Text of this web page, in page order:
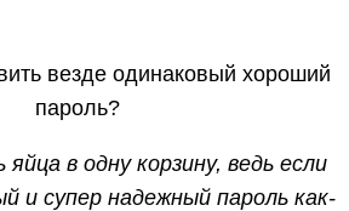
везде одинаковый хороший
пароль?
в одну корзину, ведь если
и супер надежный пароль как-